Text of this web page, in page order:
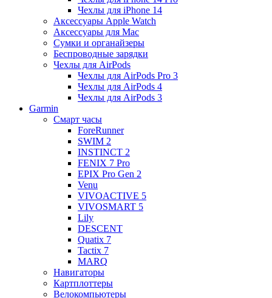
Чехлы для iPhone 14
Аксессуары Apple Watch
Аксессуары для Mac
Сумки и органайзеры
Беспроводные зарядки
Чехлы для AirPods
Чехлы для AirPods Pro 3
Чехлы для AirPods 4
Чехлы для AirPods 3
Garmin
Смарт часы
ForeRunner
SWIM 2
INSTINCT 2
FENIX 7 Pro
EPIX Pro Gen 2
Venu
VIVOACTIVE 5
VIVOSMART 5
Lily
DESCENT
Quatix 7
Tactix 7
MARQ
Навигаторы
Картплоттеры
Велокомпьютеры